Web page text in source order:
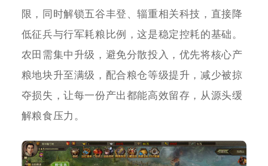
限，同时解锁五谷丰登、辎重相关科技，直接降
低征兵与行军耗粮比例，这是稳定控耗的基础。
农田需集中升级，避免分散投入，优先将核心产
粮地块升至满级，配合粮仓等级提升，减少被掠
夺损失，让每一份产出都能高效留存，从源头缓
解粮食压力。